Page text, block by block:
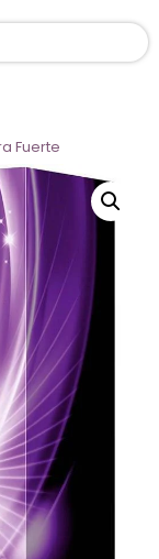
Fuerte